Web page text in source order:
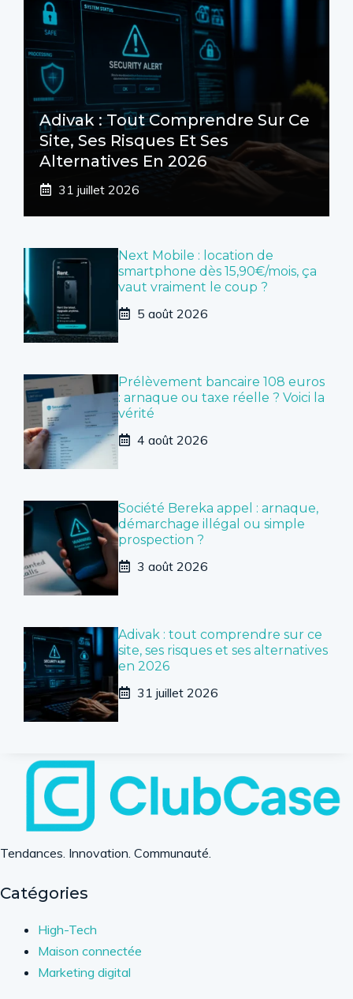
Adivak : Tout Comprendre Sur Ce
Site, Ses Risques Et Ses
Alternatives En 2026
31 juillet 2026
Next Mobile : location de
smartphone dès 15,90€/mois, ça
vaut vraiment le coup ?
5 août 2026
Prélèvement bancaire 108 euros
: arnaque ou taxe réelle ? Voici la
vérité
4 août 2026
Société Bereka appel : arnaque,
démarchage illégal ou simple
prospection ?
3 août 2026
Adivak : tout comprendre sur ce
site, ses risques et ses alternatives
en 2026
31 juillet 2026
Tendances. Innovation. Communauté.
Catégories
High-Tech
Maison connectée
Marketing digital